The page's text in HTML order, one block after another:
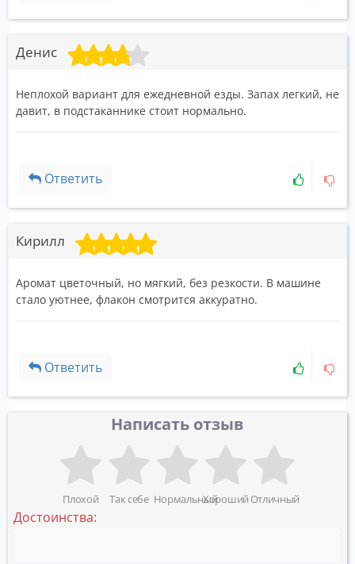
Денис
Неплохой вариант для ежедневной езды. Запах легкий, не
давит, в подстаканнике стоит нормально.
Ответить
Кирилл
Аромат цветочный, но мягкий, без резкости. В машине
стало уютнее, флакон смотрится аккуратно.
Ответить
Написать отзыв
Плохой Так себе НормальныйХороший Отличный
Достоинства: